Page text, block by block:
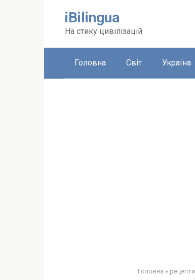
iBilingua
На стику цивілізацій
Головна Світ Україна
Головна » рецепти